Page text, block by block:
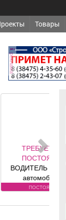
Товары
реклама
-
по